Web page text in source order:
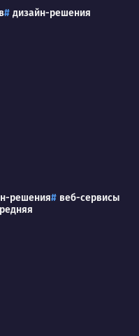
дизайн-решения
решения
веб-сервисы